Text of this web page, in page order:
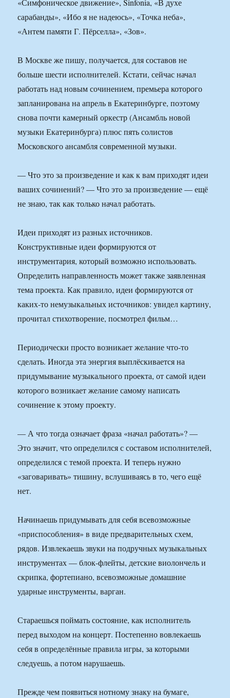
«Симфоническое движение», Sinfonia, «В духе
сарабанды», «Ибо я не надеюсь», «Точка неба»,
«Антем памяти Г. Пёрселла», «Зов».
В Москве же пишу, получается, для составов не
больше шести исполнителей. Кстати, сейчас начал
работать над новым сочинением, премьера которого
запланирована на апрель в Екатеринбурге, поэтому
снова почти камерный оркестр (Ансамбль новой
музыки Екатеринбурга) плюс пять солистов
Московского ансамбля современной музыки.
— Что это за произведение и как к вам приходят идеи
ваших сочинений? — Что это за произведение — ещё
не знаю, так как только начал работать.
Идеи приходят из разных источников.
Конструктивные идеи формируются от
инструментария, который возможно использовать.
Определить направленность может также заявленная
тема проекта. Как правило, идеи формируются от
каких-то немузыкальных источников: увидел картину,
прочитал стихотворение, посмотрел фильм…
Периодически просто возникает желание что-то
сделать. Иногда эта энергия выплёскивается на
придумывание музыкального проекта, от самой идеи
которого возникает желание самому написать
сочинение к этому проекту.
— А что тогда означает фраза «начал работать»? —
Это значит, что определился с составом исполнителей,
определился с темой проекта. И теперь нужно
«заговаривать» тишину, вслушиваясь в то, чего ещё
нет.
Начинаешь придумывать для себя всевозможные
«приспособления» в виде предварительных схем,
рядов. Извлекаешь звуки на подручных музыкальных
инструментах — блок-флейты, детские виолончель и
скрипка, фортепиано, всевозможные домашние
ударные инструменты, варган.
Стараешься поймать состояние, как исполнитель
перед выходом на концерт. Постепенно вовлекаешь
себя в определённые правила игры, за которыми
следуешь, а потом нарушаешь.
Прежде чем появиться нотному знаку на бумаге,